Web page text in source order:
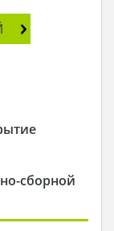
сборной